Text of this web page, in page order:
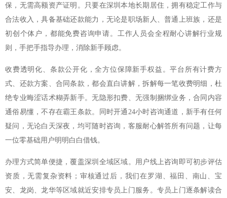
保，无需高额资产证明。只要在深圳本地长期居住，拥有稳定工作与
合法收入，具备基础还款能力，无论是职场新人、普通上班族，还是
初创个体户，都能免费咨询申请。工作人员会全程耐心讲解行业规
则，手把手指导办理，消除新手顾虑。
收费透明化、条款公开化，全方位保障新手权益。平台所有计费方
式、还款方案、合同条款，都会直白讲解，拆解每一笔收费明细，杜
绝专业晦涩话术糊弄新手。无隐形扣费、无强制捆绑业务，合同内容
通俗易懂，不存在霸王条款。同时开通24小时咨询通道，新手有任何
疑问，无论白天深夜，均可随时咨询，客服耐心解答所有问题，让每
一位零基础用户明明白白借钱。
办理方式简单便捷，覆盖深圳全域区域。用户线上咨询即可初步评估
资质，无需复杂资料；审核通过后，我们在罗湖、福田、南山、宝
安、龙岗、龙华等区域就近安排专员上门服务。专员上门逐条解读合